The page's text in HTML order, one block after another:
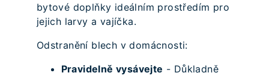
bytové doplňky ideálním prostředím pro
jejich larvy a vajíčka.
Odstranění blech v domácnosti:
Pravidelně vysávejte - Důkladně